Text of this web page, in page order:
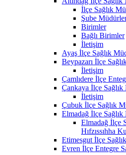
İlçe Sağlık
Şube
Birimler
Bağlı Birimler
İletişim
Ayaş İlçe Sağlık
Beypazarı İlçe
İletişim
Çamlıdere İlçe
Çankaya İlçe Sağlık
İletişim
Çubuk İlçe Sağlık
Elmadağ İlçe
Elmadağ İlçe
Hıfzıssıhha
Etimesgut İlçe
Evren İlçe Entegre